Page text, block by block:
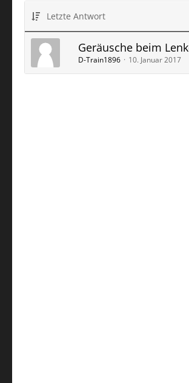
Letzte Antwort
Geräusche beim
D-Train1896 10. Januar 2017